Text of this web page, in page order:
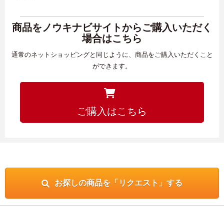
商品をノウキナビサイトからご購入いただく
場合はこちら
通常のネットショッピングと同じように、商品をご購入いただくこと
ができます。
ご購入はこちら
お探しの商品を「リクエスト」する